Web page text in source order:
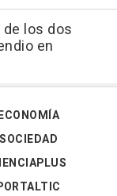
los dos
en
SOCIEDAD